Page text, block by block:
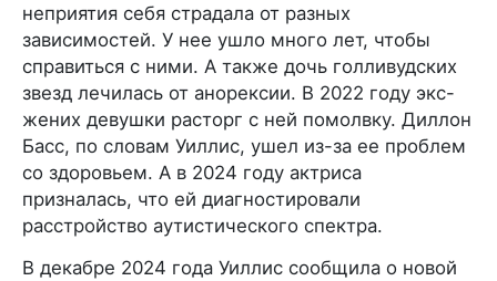
неприятия себя страдала от разных
зависимостей. У нее ушло много лет, чтобы
справиться с ними. А также дочь голливудских
звезд лечилась от анорексии. В 2022 году экс-
жених девушки расторг с ней помолвку. Диллон
Басс, по словам Уиллис, ушел из-за ее проблем
со здоровьем. А в 2024 году актриса
призналась, что ей диагностировали
расстройство аутистического спектра.
В декабре 2024 года Уиллис сообщила о новой